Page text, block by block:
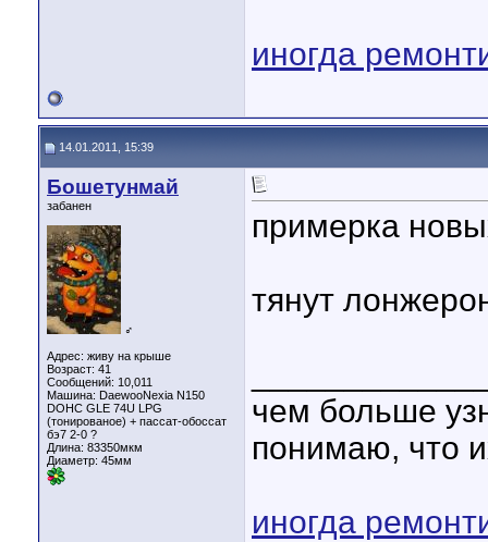
иногда
14.01.2011, 15:39
Бошетунмай
забанен
♂
Адрес: живу на крыше
Возраст: 41
Сообщений: 10,011
Машина: DaewooNexia N150
DOHC GLE 74U LPG
(тонированое) + пассат-обоссат
бэ7 2-0 ?
Длина: 83350мкм
Диаметр: 45мм
примерка
тянут
чем больше
понимаю, что
иногда